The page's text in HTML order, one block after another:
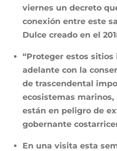
viernes un decreto
conexión entre este
Dulce creado en el
“Proteger estos
adelante con la
de trascendental
ecosistemas
están en peligro de
gobernante
En una visita esta